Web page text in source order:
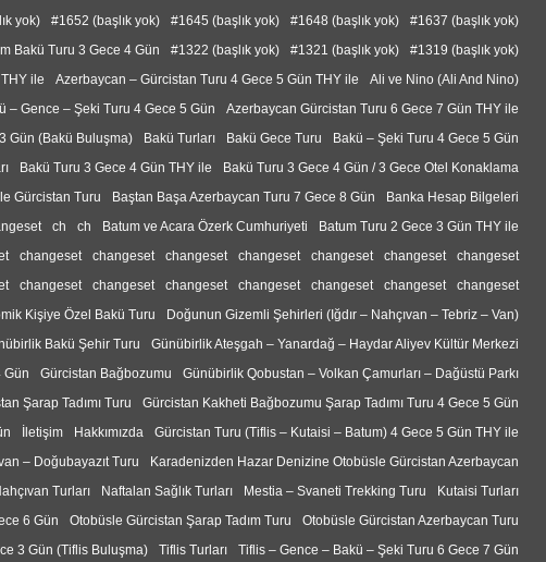
#1637 (başlık yok)
#1648 (başlık yok)
#1645 (başlık yok)
#1652 (başlık yok)
yok)
#1319 (başlık yok)
#1321 (başlık yok)
#1322 (başlık yok)
Bakü Turu 3 Gece 4 Gün
Ali ve Nino (Ali And Nino)
Azerbaycan – Gürcistan Turu 4 Gece 5 Gün THY ile
ile
Azerbaycan Gürcistan Turu 6 Gece 7 Gün THY ile
– Gence – Şeki Turu 4 Gece 5 Gün
Bakü – Şeki Turu 4 Gece 5 Gün
Bakü Gece Turu
Bakü Turları
Gün (Bakü Buluşma)
Bakü Turu 3 Gece 4 Gün / 3 Gece Otel Konaklama
Bakü Turu 3 Gece 4 Gün THY ile
Banka Hesap Bilgeleri
Baştan Başa Azerbaycan Turu 7 Gece 8 Gün
Gürcistan Turu
Batum Turu 2 Gece 3 Gün THY ile
Batum ve Acara Özerk Cumhuriyeti
ch
ch
changeset
changeset
changeset
changeset
changeset
changeset
changeset
changeset
changeset
changeset
changeset
changeset
changeset
changeset
Doğunun Gizemli Şehirleri (Iğdır – Nahçıvan – Tebriz – Van)
Kişiye Özel Bakü Turu
Günübirlik Ateşgah – Yanardağ – Haydar Aliyev Kültür Merkezi
Bakü Şehir Turu
Günübirlik Qobustan – Volkan Çamurları – Dağüstü Parkı
Gürcistan Bağbozumu
Gün
Gürcistan Kakheti Bağbozumu Şarap Tadımı Turu 4 Gece 5 Gün
Şarap Tadımı Turu
Gürcistan Turu (Tiflis – Kutaisi – Batum) 4 Gece 5 Gün THY ile
Hakkımızda
İletişim
Karadenizden Hazar Denizine Otobüsle Gürcistan Azerbaycan
– Doğubayazıt Turu
Kutaisi Turları
Mestia – Svaneti Trekking Turu
Naftalan Sağlık Turları
Turları
Otobüsle Gürcistan Azerbaycan Turu
Otobüsle Gürcistan Şarap Tadım Turu
6 Gün
Tiflis – Gence – Bakü – Şeki Turu 6 Gece 7 Gün
Tiflis Turları
3 Gün (Tiflis Buluşma)